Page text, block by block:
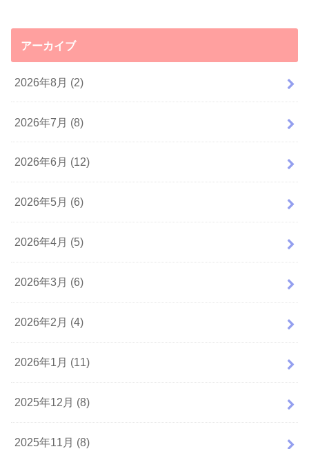
アーカイブ
2026年8月 (2)
2026年7月 (8)
2026年6月 (12)
2026年5月 (6)
2026年4月 (5)
2026年3月 (6)
2026年2月 (4)
2026年1月 (11)
2025年12月 (8)
2025年11月 (8)